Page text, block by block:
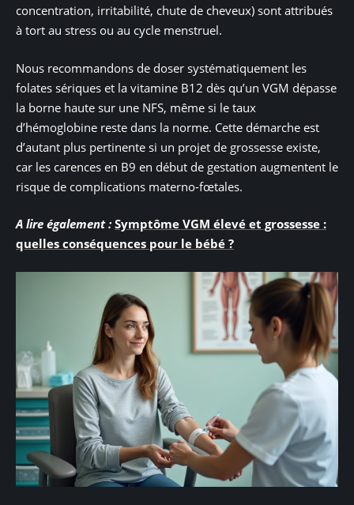
concentration, irritabilité, chute de cheveux) sont attribués
à tort au stress ou au cycle menstruel.
Nous recommandons de doser systématiquement les
folates sériques et la vitamine B12 dès qu’un VGM dépasse
la borne haute sur une NFS, même si le taux
d’hémoglobine reste dans la norme. Cette démarche est
d’autant plus pertinente si un projet de grossesse existe,
car les carences en B9 en début de gestation augmentent le
risque de complications materno-fœtales.
A lire également : Symptôme VGM élevé et grossesse :
quelles conséquences pour le bébé ?